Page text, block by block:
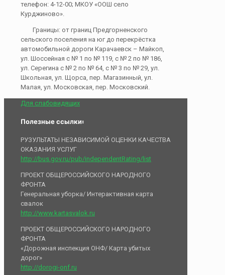
телефон: 4-12-00; МКОУ «ООШ село
Курджиново».
Границы: от границ Предгорненского
сельского поселения на юг до перекрёстка
автомобильной дороги Карачаевск – Майкоп,
ул. Шоссейная с № 1 по № 119, с № 2 по № 186,
ул. Серегина с № 2 по № 64, с № 3 по № 29, ул.
Школьная, ул. Щорса, пер. Магазинный, ул.
Малая, ул. Московская, пер. Московский.
Для слабовидящих
Полезные ссылки:
РУЗУЛЬТАТЫ НЕЗАВИСИМОЙ ОЦЕНКИ КАЧЕСТВА
ОКАЗАНИЯ УСЛУГ
http://bus.gov.ru/pub/independentRating/list
ПРОЕКТ ОБЩЕРОССИЙСКОГО НАРОДНОГО
ФРОНТА
Генеральная уборка/ Интерактивная карта
свалок
http://www.kartasvalok.ru
ПРОЕКТ ОБЩЕРОССИЙСКОГО НАРОДНОГО
ФРОНТА
«Дорожная инспекция ОНФ/ Карта убитых
дорог»
http://dorogi-onf.ru